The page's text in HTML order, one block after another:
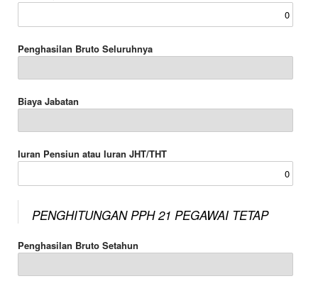
Penghasilan Bruto Seluruhnya
Biaya Jabatan
Iuran Pensiun atau Iuran JHT/THT
PENGHITUNGAN PPH 21 PEGAWAI TETAP
Penghasilan Bruto Setahun